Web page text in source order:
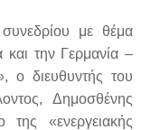
με θέμα
την Γερμανία –
ο διευθυντής του
Δημοσθένης
της «ενεργειακής